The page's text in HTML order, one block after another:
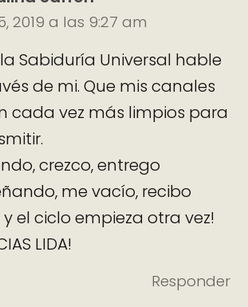
2019 a las 9:27 am
Sabiduría Universal hable
de mi. Que mis canales
cada vez más limpios para
crezco, entrego
me vacío, recibo
el ciclo empieza otra vez!
LIDA!
Responder